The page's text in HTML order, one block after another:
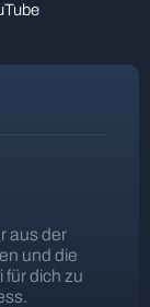
aus der
und die
dich zu